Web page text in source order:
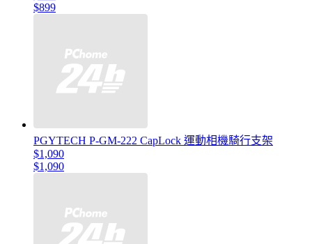
$899
PGYTECH P-GM-222 CapLock 運動相機騎行支架
$1,090
$1,090